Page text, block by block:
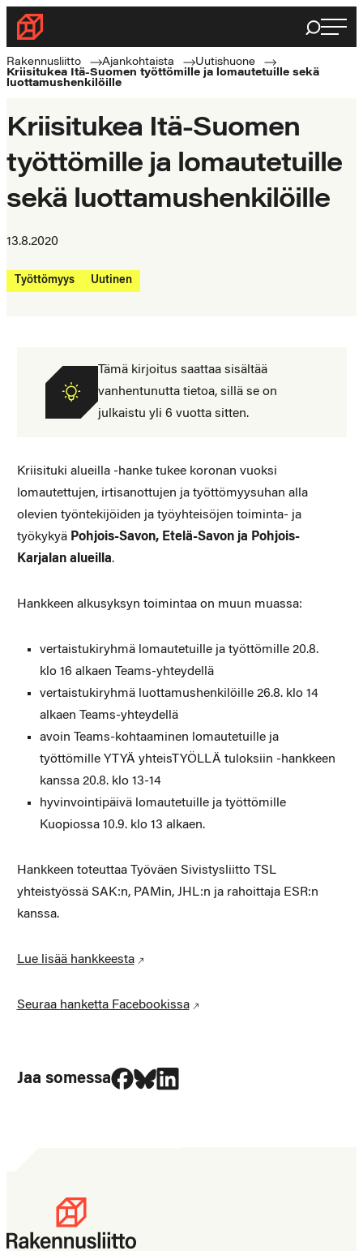
Siirry
suoraan
sisältöön
Rakennusliitto
Rakennusalan
ammattilaisten
Haku
Rakennusliitto Ajankohtaista
Uutishuone
Kriisitukea Itä-Suomen työttömille ja lomautetuille sekä
luottamushenkilöille
Kriisitukea Itä-Suomen
työttömille ja lomautetuille
sekä luottamushenkilöille
13.8.2020
Työttömyys Uutinen
Tämä kirjoitus saattaa sisältää
vanhentunutta tietoa, sillä se on
julkaistu yli 6 vuotta sitten.
Kriisituki alueilla -hanke tukee koronan vuoksi
lomautettujen, irtisanottujen ja työttömyysuhan alla
olevien työntekijöiden ja työyhteisöjen toiminta- ja
työkykyä Pohjois-Savon, Etelä-Savon ja Pohjois-
Karjalan alueilla.
Hankkeen alkusyksyn toimintaa on muun muassa:
vertaistukiryhmä lomautetuille ja työttömille 20.8.
klo 16 alkaen Teams-yhteydellä
vertaistukiryhmä luottamushenkilöille 26.8. klo 14
alkaen Teams-yhteydellä
avoin Teams-kohtaaminen lomautetuille ja
työttömille YTYÄ yhteisTYÖLLÄ tuloksiin -hankkeen
kanssa 20.8. klo 13-14
hyvinvointipäivä lomautetuille ja työttömille
Kuopiossa 10.9. klo 13 alkaen.
Hankkeen toteuttaa Työväen Sivistysliitto TSL
yhteistyössä SAK:n, PAMin, JHL:n ja rahoittaja ESR:n
kanssa.
Lue lisää hankkeesta
Seuraa hanketta Facebookissa
Jaa somessa
Jaa Facebookissa
Jaa Blueskyssa
Jaa LinkedIn:ssä